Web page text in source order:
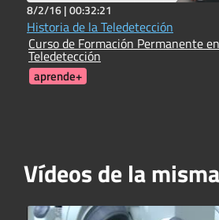
8/2/16 |00:32:21
Historia de la Teledetección
Curso de Formación Permanente en
Teledetección
aprende+
Vídeos de la